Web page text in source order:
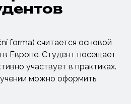
forma) считается основой
в Европе. Студент посещает
участвует в практиках.
можно оформить